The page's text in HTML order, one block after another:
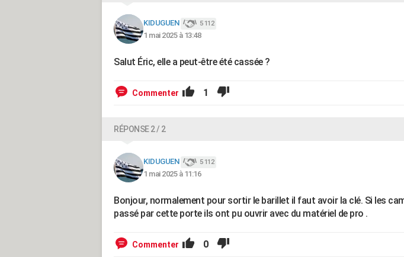
KIDUGUEN 5 112
1 mai 2025 à 13:48
Salut Éric, elle a peut-être été cassée ?
Commenter 1
RÉPONSE 2 / 2
KIDUGUEN 5 112
1 mai 2025 à 11:16
Bonjour, normalement pour sortir le barillet il faut avoir la clé. Si les
passé par cette porte ils ont pu ouvrir avec du matériel de pro .
Commenter 0